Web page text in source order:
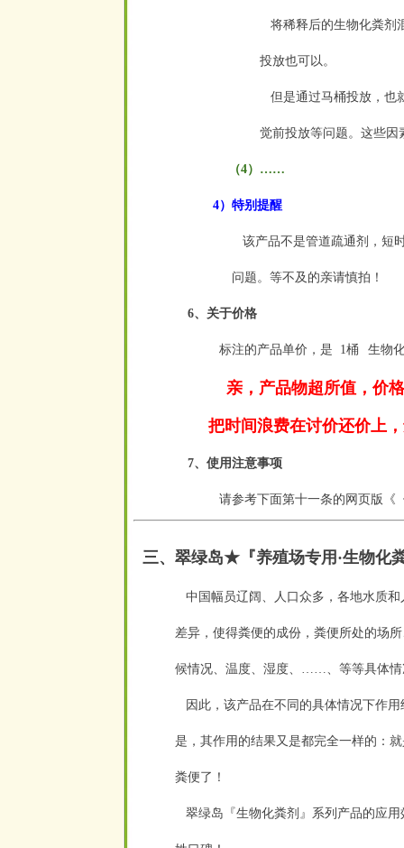
将稀释后的生物化粪剂
投放也可以。
但是通过马桶投放，也
觉前投放等问题。这些因
（4）……
4）特别提醒
该产品不是管道疏通剂，短
问题。等不及的亲请慎拍！
6、关于价格
标注的产品单价，是 1桶 生物
亲，产品物超所值，价
把时间浪费在讨价还价上
7、使用注意事项
请参考下面第十一条的网页版《
三、翠绿岛★『养殖场专用·生物化
中国幅员辽阔、人口众多，各地水质
差异，使得粪便的成份，粪便所处的场
候情况、温度、湿度、……、等等具体情
因此，该产品在不同的具体情况下作用
是，其作用的结果又是都完全一样的：
粪便了！
翠绿岛『生物化粪剂』系列产品的应